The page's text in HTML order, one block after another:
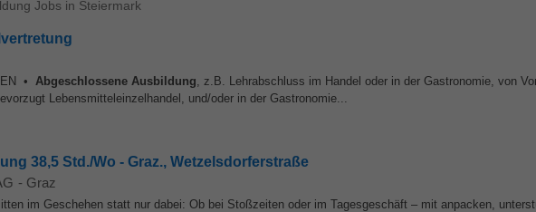
Jobs in Steiermark
• Abgeschlossene Ausbildung, z.B. Lehrabschluss im Handel oder in der Gastronomie, von
Lebensmitteleinzelhandel, und/oder in der Gastronomie...
38,5 Std./Wo - Graz., Wetzelsdorferstraße
- Graz
im Geschehen statt nur dabei: Ob bei Stoßzeiten oder im Tagesgeschäft – mit anpacken,